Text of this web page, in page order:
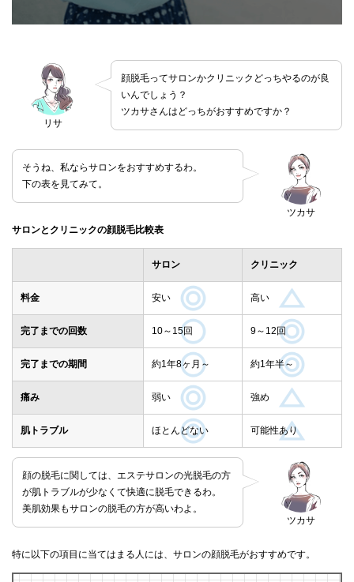
リサ
顔脱毛ってサロンかクリニックどっちやるのが良
いんでしょう？
ツカサさんはどっちがおすすめですか？
ツカサ
そうね、私ならサロンをおすすめするわ。
下の表を見てみて。
サロンとクリニックの顔脱毛比較表
サロン クリニック
料金 安い 高い
完了までの回数 10～15回 9～12回
完了までの期間 約1年8ヶ月～ 約1年半～
痛み 弱い 強め
肌トラブル ほとんどない 可能性あり
ツカサ
顔の脱毛に関しては、エステサロンの光脱毛の方
が肌トラブルが少なくて快適に脱毛できるわ。
美肌効果もサロンの脱毛の方が高いわよ。
特に以下の項目に当てはまる人には、サロンの顔脱毛がおすすめです。